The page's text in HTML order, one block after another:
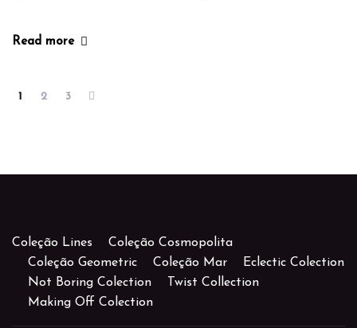
Read more
1 2 3
Coleção Lines
Coleção Cosmopolita
Coleção Geometric
Coleção Mar
Eclectic Colection
Not Boring Colection
Twist Collection
Making Off Colection